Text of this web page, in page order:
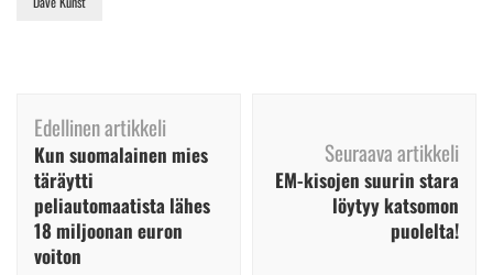
Artikkelien
selaus
Edellinen artikkeli
Kun suomalainen mies
täräytti
peliautomaatista lähes
18 miljoonan euron
voiton
Seuraava artikkeli
EM-kisojen suurin stara
löytyy katsomon
puolelta!